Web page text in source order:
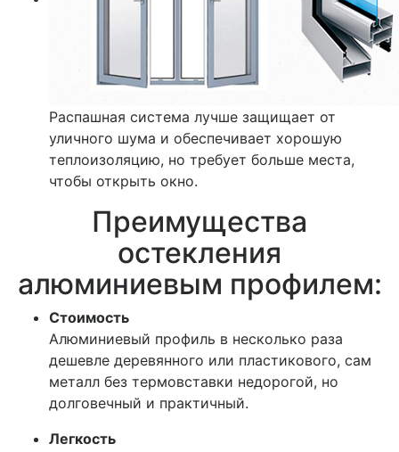
Распашная система лучше защищает от
уличного шума и обеспечивает хорошую
теплоизоляцию, но требует больше места,
чтобы открыть окно.
Преимущества
остекления
алюминиевым профилем:
Стоимость
Алюминиевый профиль в несколько раза
дешевле деревянного или пластикового, сам
металл без термовставки недорогой, но
долговечный и практичный.
Легкость